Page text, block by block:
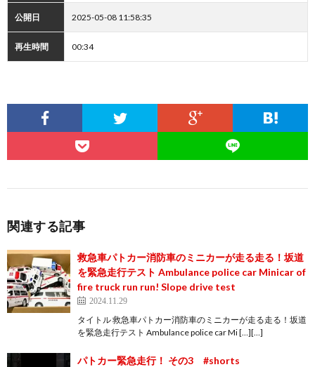
公開日 2025-05-08 11:58:35
再生時間 00:34
関連する記事
救急車パトカー消防車のミニカーが走る走る！坂道
を緊急走行テスト Ambulance police car Minicar of
fire truck run run! Slope drive test
2024.11.29
タイトル 救急車パトカー消防車のミニカーが走る走る！坂道
を緊急走行テスト Ambulance police car Mi […][…]
パトカー緊急走行！ その3 #shorts